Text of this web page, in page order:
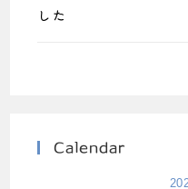
した
Calendar